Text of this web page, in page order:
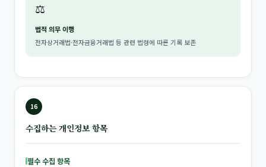
⚖️
법적 의무 이행
전자상거래법·전자금융거래법 등 관련 법령에 따른 기록 보존
16
수집하는 개인정보 항목
필수 수집 항목